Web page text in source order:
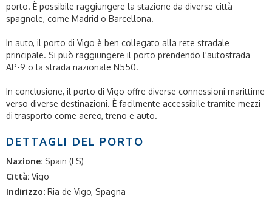
porto. È possibile raggiungere la stazione da diverse città
spagnole, come Madrid o Barcellona.
In auto, il porto di Vigo è ben collegato alla rete stradale
principale. Si può raggiungere il porto prendendo l'autostrada
AP-9 o la strada nazionale N550.
In conclusione, il porto di Vigo offre diverse connessioni marittime
verso diverse destinazioni. È facilmente accessibile tramite mezzi
di trasporto come aereo, treno e auto.
DETTAGLI DEL PORTO
Nazione: Spain (ES)
Città: Vigo
Indirizzo: Ria de Vigo, Spagna